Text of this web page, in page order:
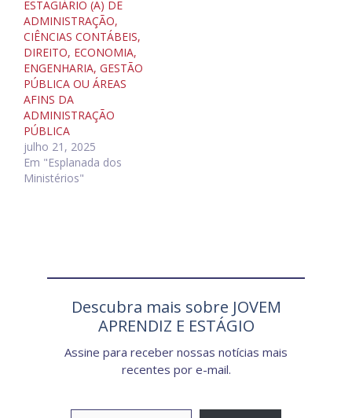
ESTAGIÁRIO (A) DE
ADMINISTRAÇÃO,
CIÊNCIAS CONTÁBEIS,
DIREITO, ECONOMIA,
ENGENHARIA, GESTÃO
PÚBLICA OU ÁREAS
AFINS DA
ADMINISTRAÇÃO
PÚBLICA
julho 21, 2025
Em "Esplanada dos
Ministérios"
Descubra mais sobre JOVEM
APRENDIZ E ESTÁGIO
Assine para receber nossas notícias mais
recentes por e-mail.
Digite seu e-mail…